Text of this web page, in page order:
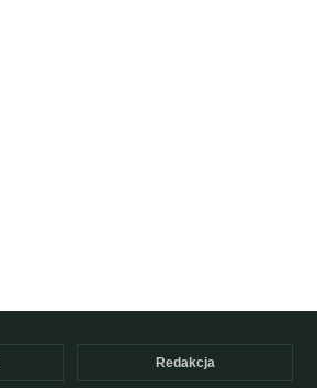
Redakcja